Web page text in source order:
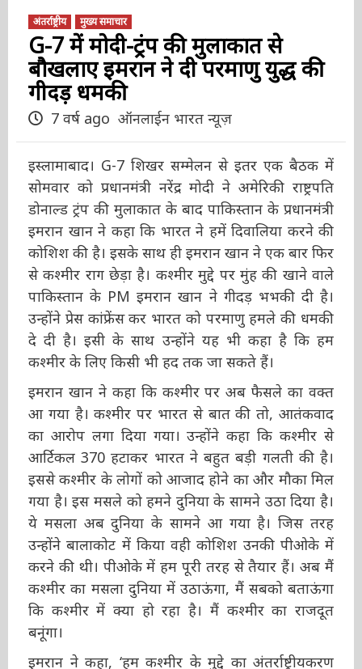
अंतर्राष्ट्रीय मुख्य समाचार
G-7 में मोदी-ट्रंप की मुलाकात से
बौखलाए इमरान ने दी परमाणु युद्ध
की गीदड़ धमकी
7 वर्ष ago ऑनलाईन भारत न्यूज़
इस्लामाबाद। G-7 शिखर सम्मेलन से इतर एक बैठक में
सोमवार को प्रधानमंत्री नरेंद्र मोदी ने अमेरिकी राष्ट्रपति
डोनाल्ड ट्रंप की मुलाकात के बाद पाकिस्तान के
प्रधानमंत्री इमरान खान ने कहा कि भारत ने हमें
दिवालिया करने की कोशिश की है। इसके साथ ही
इमरान खान ने एक बार फिर से कश्मीर राग छेड़ा है।
कश्मीर मुद्दे पर मुंह की खाने वाले पाकिस्तान के PM
इमरान खान ने गीदड़ भभकी दी है। उन्होंने प्रेस कांफ्रेंस
कर भारत को परमाणु हमले की धमकी दे दी है। इसी के
साथ उन्होंने यह भी कहा है कि हम कश्मीर के लिए
किसी भी हद तक जा सकते हैं।
इमरान खान ने कहा कि कश्मीर पर अब फैसले का वक्त
आ गया है। कश्मीर पर भारत से बात की तो, आतंकवाद
का आरोप लगा दिया गया। उन्होंने कहा कि कश्मीर से
आर्टिकल 370 हटाकर भारत ने बहुत बड़ी गलती की है।
इससे कश्मीर के लोगों को आजाद होने का और मौका
मिल गया है। इस मसले को हमने दुनिया के सामने उठा
दिया है। ये मसला अब दुनिया के सामने आ गया है।
जिस तरह उन्होंने बालाकोट में किया वही कोशिश उनकी
पीओके में करने की थी। पीओके में हम पूरी तरह से
तैयार हैं। अब मैं कश्मीर का मसला दुनिया में उठाऊंगा,
मैं सबको बताऊंगा कि कश्मीर में क्या हो रहा है। मैं
कश्मीर का राजदूत बनूंगा।